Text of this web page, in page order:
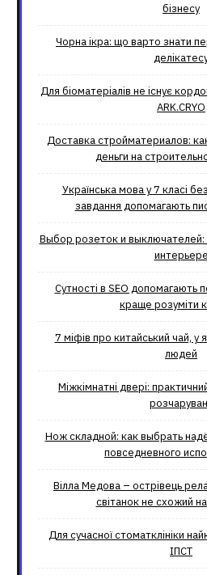
бізнесу
Чорна ікра: що варто знати
Для біоматеріалів не існує
ARK.CRYO
Доставка стройматериалов:
деньги на
Українська мова у 7 класі
завдання допомагають
Выбор розеток и выключателей:
интерьере
Сутності в SEO допомагають
краще розуміти
7 міфів про китайський чай, у
людей
Міжкімнатні двері:
Нож складной: как выбрать
повседневного
Вілла Медова – острівець
світанок не схожий
Для сучасної стоматклініки
ІПСТ